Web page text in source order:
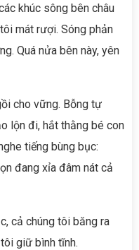
khúc sông bên châu
mát rượi. Sóng phản
Quá nửa bên này, yên
cho vững. Bỗng tự
lộn đi, hắt thằng bé con
tiếng bùng bục:
đang xỉa đâm nát cả
cả chúng tôi băng ra
giữ bình tĩnh.